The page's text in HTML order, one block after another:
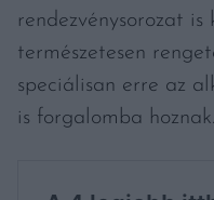
rendezvénysorozat
természetesen
speciálisan erre az
is forgalomba hoznak.